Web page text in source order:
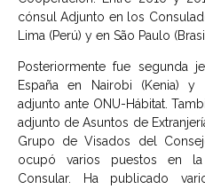
cónsul Adjunto en los
Lima (Perú) y en São Paulo
Posteriormente fue segunda
España en Nairobi (Kenia) y
adjunto ante ONU-Hábitat.
adjunto de Asuntos de
Grupo de Visados del
ocupó varios puestos en la
Consular. Ha publicado